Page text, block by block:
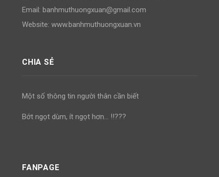
Email: banhmuthuongxuan@gmail.com
Website: www.banhmuthuongxuan.vn
CHIA SẺ
Một số thông tin người thân cần biết
Bớt ngọt dùm, ít ngọt hơn… !!???
FANPAGE